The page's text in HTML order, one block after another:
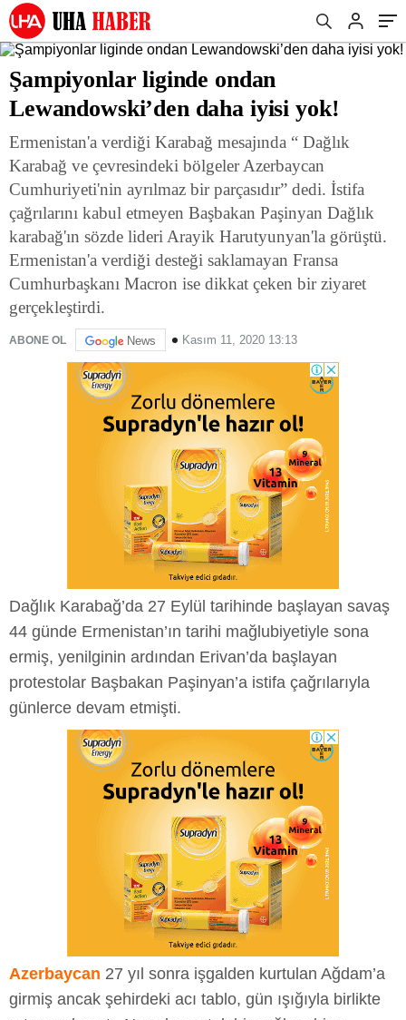
Şampiyonlar liginde ondan
Lewandowski’den daha iyisi yok!
Ermenistan'a verdiği Karabağ mesajında “ Dağlık
Karabağ ve çevresindeki bölgeler Azerbaycan
Cumhuriyeti'nin ayrılmaz bir parçasıdır” dedi. İstifa
çağrılarını kabul etmeyen Başbakan Paşinyan Dağlık
karabağ'ın sözde lideri Arayik Harutyunyan'la görüştü.
Ermenistan'a verdiği desteği saklamayan Fransa
Cumhurbaşkanı Macron ise dikkat çeken bir ziyaret
gerçekleştirdi.
ABONE OL News Kasım 11, 2020 13:13
Dağlık Karabağ’da 27 Eylül tarihinde başlayan savaş
44 günde Ermenistan’ın tarihi mağlubiyetiyle sona
ermiş, yenilginin ardından Erivan’da başlayan
protestolar Başbakan Paşinyan’a istifa çağrılarıyla
günlerce devam etmişti.
Azerbaycan 27 yıl sonra işgalden kurtulan Ağdam’a
girmiş ancak şehirdeki acı tablo, gün ışığıyla birlikte